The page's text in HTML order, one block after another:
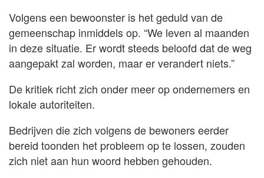
Volgens een bewoonster is het geduld van de
gemeenschap inmiddels op. “We leven al maanden
in deze situatie. Er wordt steeds beloofd dat de weg
aangepakt zal worden, maar er verandert niets.”
De kritiek richt zich onder meer op ondernemers en
lokale autoriteiten.
Bedrijven die zich volgens de bewoners eerder
bereid toonden het probleem op te lossen, zouden
zich niet aan hun woord hebben gehouden.